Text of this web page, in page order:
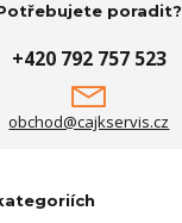
poradit?
+420 792 757 523
obchod@cajkservis.cz